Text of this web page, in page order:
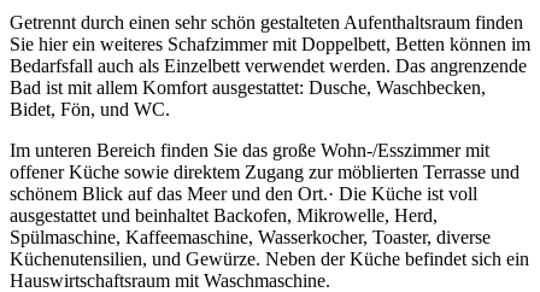
Getrennt durch einen sehr schön gestalteten Aufenthaltsraum finden
Sie hier ein weiteres Schafzimmer mit Doppelbett, Betten können im
Bedarfsfall auch als Einzelbett verwendet werden. Das angrenzende
Bad ist mit allem Komfort ausgestattet: Dusche, Waschbecken,
Bidet, Fön, und WC.
Im unteren Bereich finden Sie das große Wohn-/Esszimmer mit
offener Küche sowie direktem Zugang zur möblierten Terrasse und
schönem Blick auf das Meer und den Ort.· Die Küche ist voll
ausgestattet und beinhaltet Backofen, Mikrowelle, Herd,
Spülmaschine, Kaffeemaschine, Wasserkocher, Toaster, diverse
Küchenutensilien, und Gewürze. Neben der Küche befindet sich ein
Hauswirtschaftsraum mit Waschmaschine.